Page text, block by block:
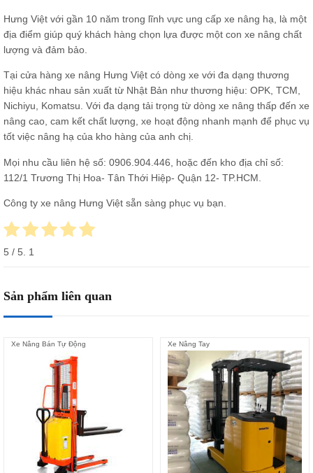
Hưng Việt với gần 10 năm trong lĩnh vực ung cấp xe nâng hạ, là một
địa điểm giúp quý khách hàng chọn lựa được một con xe nâng chất
lượng và đảm bảo.
Tại cửa hàng xe nâng Hưng Việt có dòng xe với đa dạng thương
hiệu khác nhau sản xuất từ Nhật Bản như thương hiệu: OPK, TCM,
Nichiyu, Komatsu. Với đa dạng tải trọng từ dòng xe nâng thấp đến xe
nâng cao, cam kết chất lượng, xe hoạt động nhanh mạnh để phục vụ
tốt việc nâng hạ của kho hàng của anh chị.
Mọi nhu cầu liên hệ số: 0906.904.446 , hoặc đến kho địa chỉ số:
112/1 Trương Thị Hoa- Tân Thới Hiệp- Quận 12- TP.HCM.
Công ty xe nâng Hưng Việt sẵn sàng phục vụ bạn.
5 / 5. 1
Sản phẩm liên quan
Xe Nâng Bán Tự Động Xe Nâng Tay